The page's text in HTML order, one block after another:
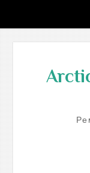
content